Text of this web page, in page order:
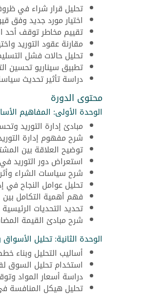
تحليل قرار شراء في
اختيار مورد جديد وفق
تقييم مخاطر توقف أحد
مقارنة عقود التوريد
تحليل حالات فشل
تطبيق سيناريو تحسين
دراسة تأثير تحديث
محتوى الدورة
الوحدة الأولى: المفاهيم
مبادئ إدارة التوريد
شرح مفهوم إدارة
توضيح العلاقة بين
استعراض دور التوريد
شرح سياسات الشراء
تحليل عوامل النجاح في
فهم أهمية التكامل
تحديد التحديات
شرح مبادئ القيمة
الوحدة الثانية: تحليل
أساليب التحليل وبناء
استخدام تحليل السوق
دراسة أسعار المواد
تحليل هيكل المنافسة